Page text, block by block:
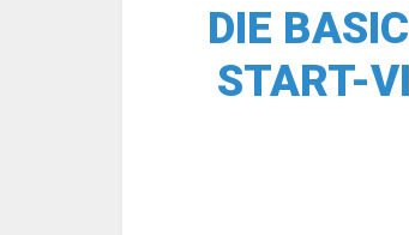
DIE
START-